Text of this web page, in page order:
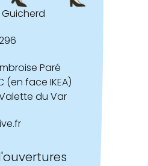
Paré
(en face IKEA)
du Var